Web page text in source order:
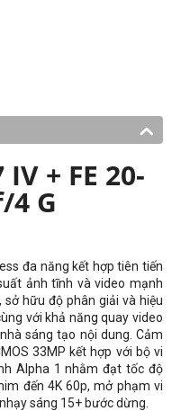
+ FE 20-
4 G
đa năng kết hợp tiên tiến
ảnh tĩnh và video mạnh
hữu độ phân giải và hiệu
với khả năng quay video
sáng tạo nội dung. Cảm
33MP kết hợp với bộ vi
Alpha 1 nhằm đạt tốc độ
đến 4K 60p, mở phạm vi
sáng 15+ bước dừng.